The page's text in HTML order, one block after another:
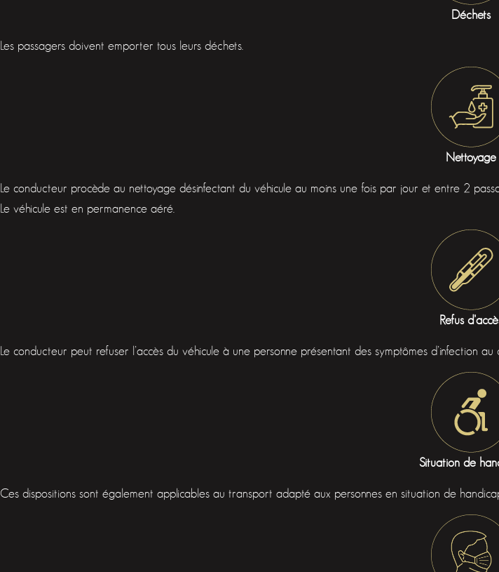
Déchets
Les passagers doivent emporter tous leurs déchets.
Nettoyage
Le conducteur procède au nettoyage désinfectant du véhicule au moins une fois par jour et entre 2
Le véhicule est en permanence aéré.
Refus
Le conducteur peut refuser l’accès du véhicule à une personne présentant des symptômes d’infection au
Situation de
Ces dispositions sont également applicables au transport adapté aux personnes en situation de